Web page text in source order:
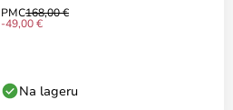
PMC168,00 €
-49,00 €
Na lageru